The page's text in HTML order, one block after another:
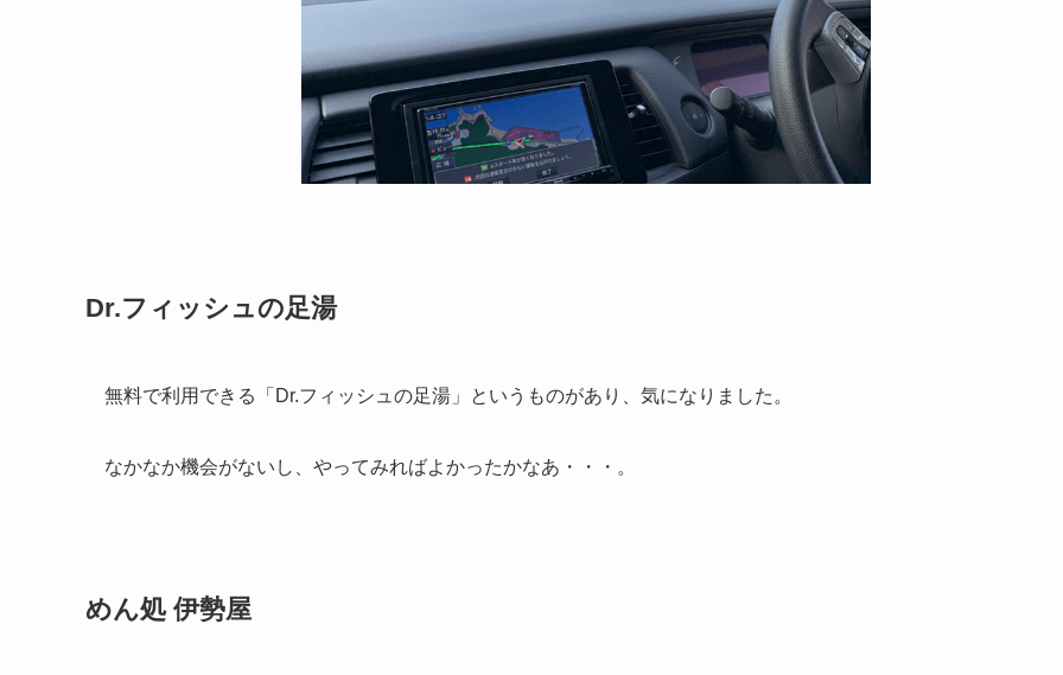
Dr.フィッシュの足湯
無料で利用できる「Dr.フィッシュの足湯」というものがあり、気になりました。
なかなか機会がないし、やってみればよかったかなあ・・・。
めん処 伊勢屋